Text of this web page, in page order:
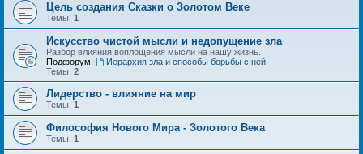
Цель создания Сказки о Золотом Веке
Темы: 1
Искусство чистой мысли и недопущение зла
Разбор влияния воплощения мысли на нашу жизнь.
Подфорум:
Иерархия зла и способы борьбы с ней
Темы: 2
Лидерство - влияние на мир
Темы: 1
Философия Нового Мира - Золотого Века
Темы: 1